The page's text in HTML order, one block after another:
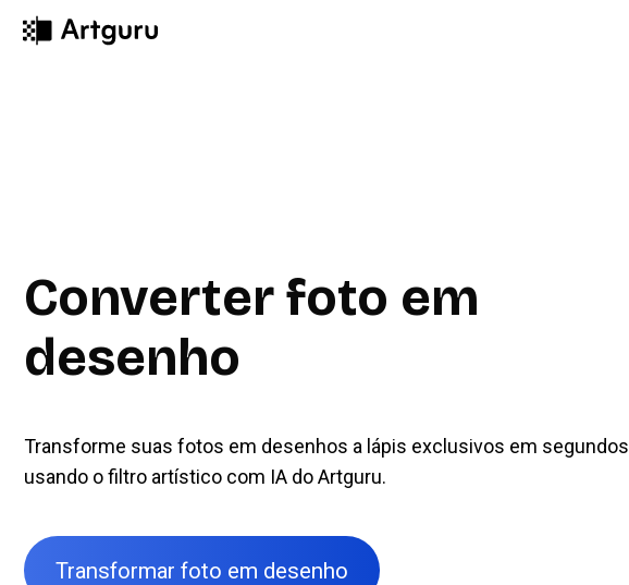
Converter foto em
desenho
Transforme suas fotos em desenhos a lápis exclusivos em segundos
usando o filtro artístico com IA do Artguru.
Transformar foto em desenho